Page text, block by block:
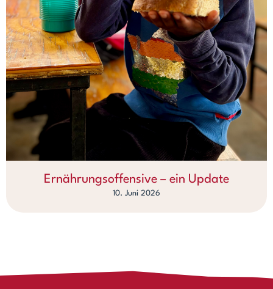
Ernährungsoffensive – ein Update
10. Juni 2026